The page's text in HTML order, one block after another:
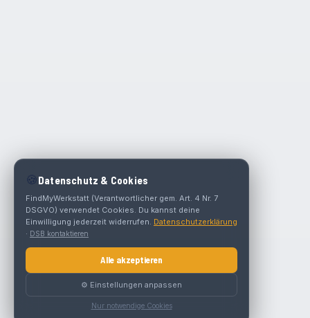
🍪 Datenschutz & Cookies
FindMyWerkstatt (Verantwortlicher gem. Art. 4 Nr. 7
DSGVO) verwendet Cookies. Du kannst deine
Einwilligung jederzeit widerrufen. Datenschutzerklärung
· DSB kontaktieren
Alle akzeptieren
⚙️ Einstellungen anpassen
Nur notwendige Cookies